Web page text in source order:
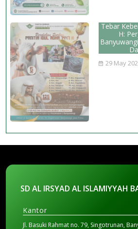
Tebar
H:
29 May
SD AL IRSYAD AL ISLAMIYYAH
Kantor
Jl. Basuki Rahmat no. 79, Singotrunan,